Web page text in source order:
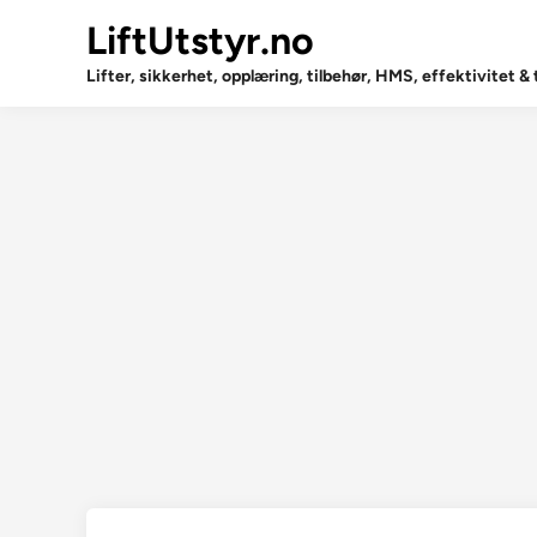
LiftUtstyr.no
Lifter, sikkerhet, opplæring, tilbehør, HMS, effektivitet &